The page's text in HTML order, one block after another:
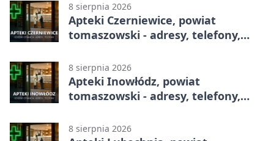
8 sierpnia 2026
Apteki Czerniewice, powiat
tomaszowski - adresy, telefony,
8 sierpnia 2026
Apteki Inowłódz, powiat
tomaszowski - adresy, telefony,
8 sierpnia 2026